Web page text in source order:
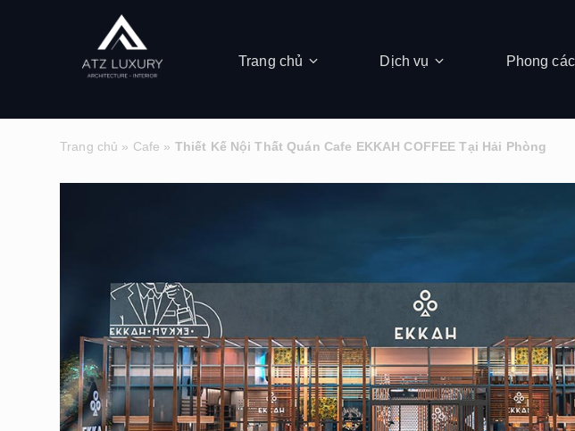
Trang chủ Dịch vụ Phong
Trang chủ » Cafe » Thiết Kế Nội Thất Quán Cafe EKKAH COFFEE Tại Hải Phòng